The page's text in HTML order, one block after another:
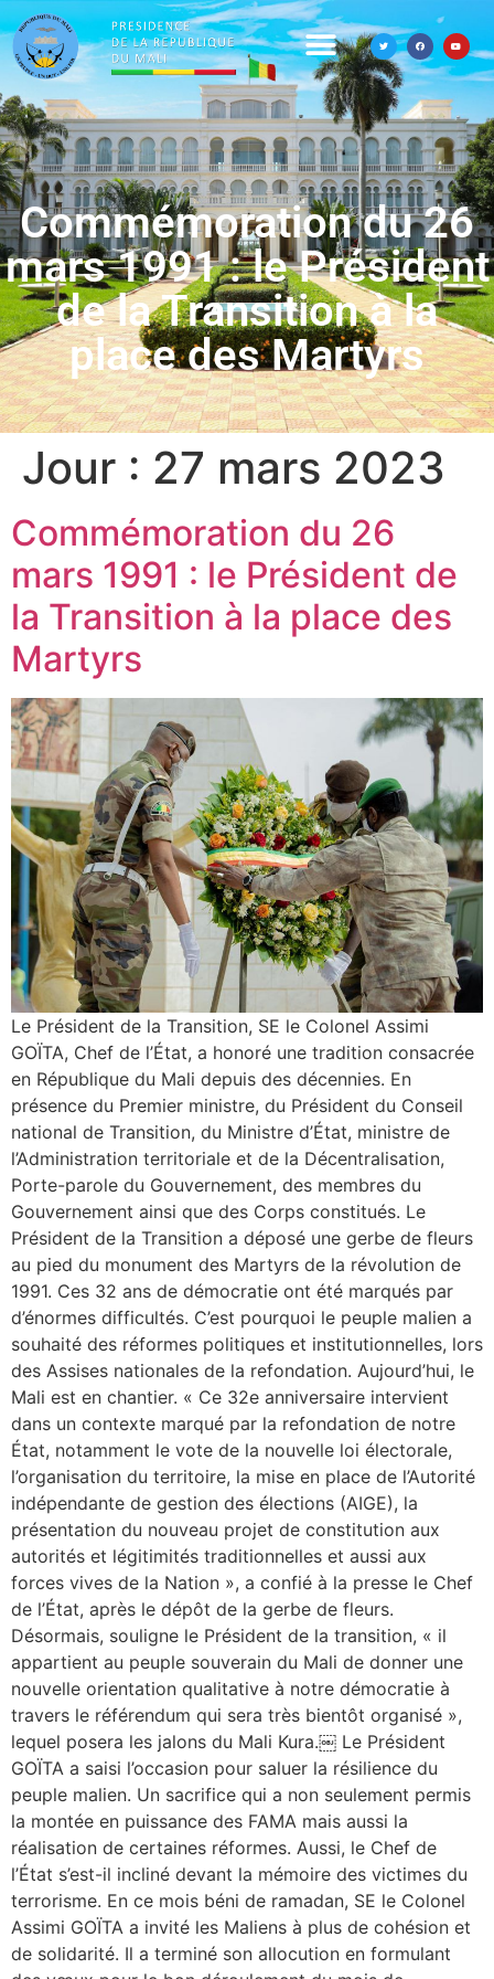
Commémoration du 26
mars 1991 : le Président
de la Transition à la
place des Martyrs
Jour : 27 mars 2023
Commémoration du 26
mars 1991 : le Président de
la Transition à la place des
Martyrs
Le Président de la Transition, SE le Colonel Assimi
GOÏTA, Chef de l’État, a honoré une tradition consacrée
en République du Mali depuis des décennies. En
présence du Premier ministre, du Président du Conseil
national de Transition, du Ministre d’État, ministre de
l’Administration territoriale et de la Décentralisation,
Porte-parole du Gouvernement, des membres du
Gouvernement ainsi que des Corps constitués. Le
Président de la Transition a déposé une gerbe de fleurs
au pied du monument des Martyrs de la révolution de
1991. Ces 32 ans de démocratie ont été marqués par
d’énormes difficultés. C’est pourquoi le peuple malien a
souhaité des réformes politiques et institutionnelles, lors
des Assises nationales de la refondation. Aujourd’hui, le
Mali est en chantier. « Ce 32e anniversaire intervient
dans un contexte marqué par la refondation de notre
État, notamment le vote de la nouvelle loi électorale,
l’organisation du territoire, la mise en place de l’Autorité
indépendante de gestion des élections (AIGE), la
présentation du nouveau projet de constitution aux
autorités et légitimités traditionnelles et aussi aux
forces vives de la Nation », a confié à la presse le Chef
de l’État, après le dépôt de la gerbe de fleurs.
Désormais, souligne le Président de la transition, « il
appartient au peuple souverain du Mali de donner une
nouvelle orientation qualitative à notre démocratie à
travers le référendum qui sera très bientôt organisé »,
lequel posera les jalons du Mali Kura.￼ Le Président
GOÏTA a saisi l’occasion pour saluer la résilience du
peuple malien. Un sacrifice qui a non seulement permis
la montée en puissance des FAMA mais aussi la
réalisation de certaines réformes. Aussi, le Chef de
l’État s’est-il incliné devant la mémoire des victimes du
terrorisme. En ce mois béni de ramadan, SE le Colonel
Assimi GOÏTA a invité les Maliens à plus de cohésion et
de solidarité. Il a terminé son allocution en formulant